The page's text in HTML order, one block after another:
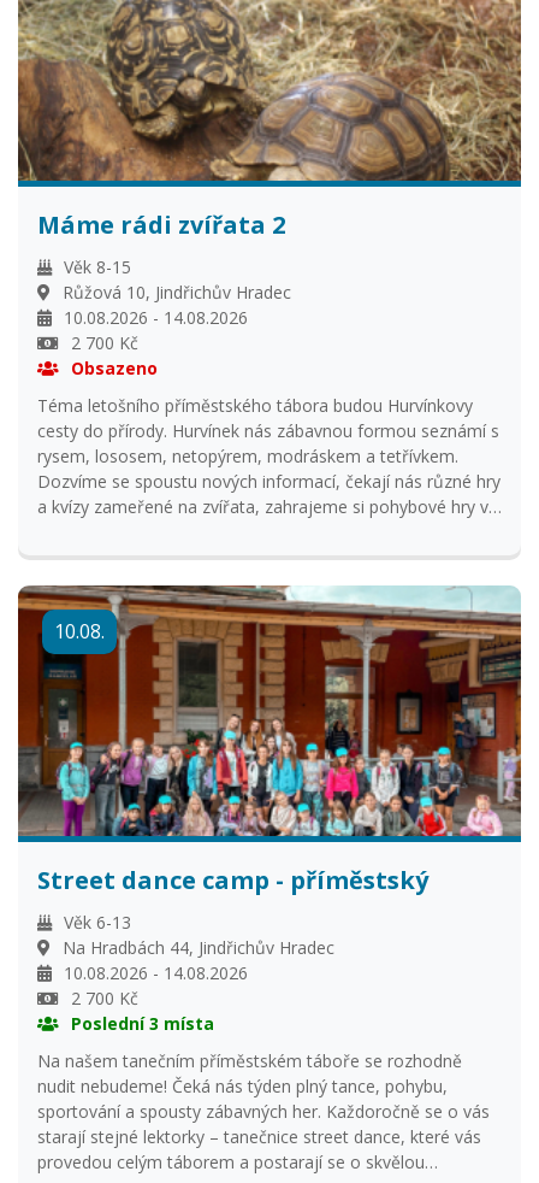
k jejímu rozkvětu.
Máme rádi zvířata 2
Věk 8-15
Růžová 10, Jindřichův Hradec
10.08.2026 - 14.08.2026
2 700 Kč
Obsazeno
Téma letošního příměstského tábora budou Hurvínkovy
cesty do přírody. Hurvínek nás zábavnou formou seznámí s
rysem, lososem, netopýrem, modráskem a tetřívkem.
Dozvíme se spoustu nových informací, čekají nás různé hry
a kvízy zameřené na zvířata, zahrajeme si pohybové hry v
strávíme vždy u zvířat v DDM. Jako v loňském roce se na
vás těší Lucka, Zaza a Anita.
10.08.
Street dance camp - příměstský
Věk 6-13
Na Hradbách 44, Jindřichův Hradec
10.08.2026 - 14.08.2026
2 700 Kč
Poslední 3 místa
Na našem tanečním příměstském táboře se rozhodně
nudit nebudeme! Čeká nás týden plný tance, pohybu,
sportování a spousty zábavných her. Každoročně se o vás
starají stejné lektorky – tanečnice street dance, které vás
provedou celým táborem a postarají se o skvělou